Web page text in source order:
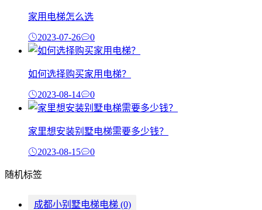
家用电梯怎么选
2023-07-26 0
如何选择购买家用电梯？
2023-08-14 0
家里想安装别墅电梯需要多少钱？
2023-08-15 0
随机标签
成都小别墅电梯电梯(0)